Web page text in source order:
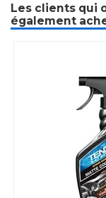
Les clients qui
également